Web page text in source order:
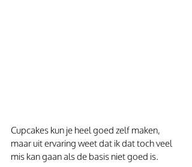
Cupcakes kun je heel goed zelf maken,
maar uit ervaring weet dat ik dat toch veel
mis kan gaan als de basis niet goed is.